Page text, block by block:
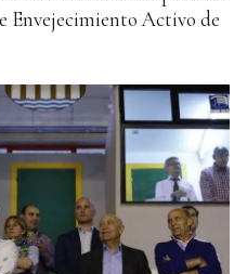
Envejecimiento Activo de